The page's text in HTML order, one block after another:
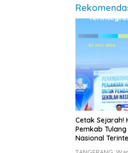
Cetak Sejarah!
Pemkab
Nasional